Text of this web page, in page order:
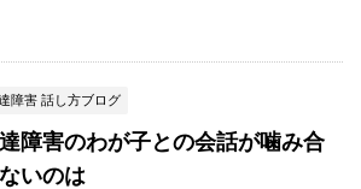
障害 話し方ブログ
障害のわが子との会話が噛み合
いのは